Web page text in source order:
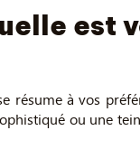
est
à vos
ou une